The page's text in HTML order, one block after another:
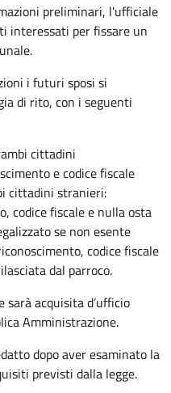
preliminari, l'ufficiale
interessati per fissare un
i futuri sposi si
di rito, con i seguenti
cittadini
e codice fiscale
cittadini stranieri:
codice fiscale e nulla osta
se non esente
codice fiscale
dal parroco.
acquisita d’ufficio
Amministrazione.
dopo aver esaminato la
previsti dalla legge.